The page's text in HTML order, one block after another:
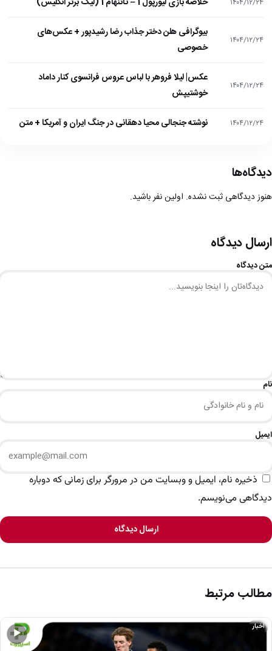
۱۴۰۴/۱۲/۲۴
بیوگرافی هلن دختر جذاب رضا رشیدپور + عکس‌های
خصوصی
۱۴۰۴/۱۲/۲۴
عکس| لیلا فروهر با لباس عروس فرانسوی کنار داماد
خوشتیپش
۱۴۰۴/۱۲/۲۴ نوشته جنجالی محیا دهقانی در جنگ ایران و آمریکا + متن
دیدگاه‌ها
هنوز دیدگاهی ثبت نشده. اولین نفر باشید.
ارسال دیدگاه
متن دیدگاه
نام
ایمیل
ذخیره نام، ایمیل و وبسایت من در مرورگر برای زمانی که دوباره
دیدگاهی می‌نویسم.
ارسال دیدگاه
مطالب مرتبط
▶
اخبار